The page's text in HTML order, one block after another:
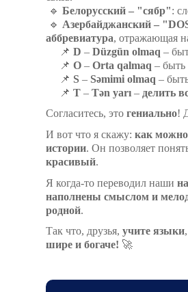
🔹 Белорусский – "сябр":
🔹 Азербайджанский – "
аббревиатура, отражающая
📌 D – Düzgün olmaq –
📌 O – Orta qalmaq – быть
📌 S – Səmimi olmaq –
📌 T – Tən yarı – делить
Согласитесь, это гениально!
И вот что я скажу: как можно
истории. Он позволяет
красивый.
Я когда-то переводил наши
наполнены смыслом и
родной.
Так что, друзья, учите языки
шире и богаче! 🚀